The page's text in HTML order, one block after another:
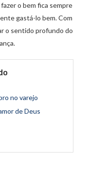
o bem fica sempre
gastá-lo bem. Com
o sentido profundo do
no varejo
de Deus